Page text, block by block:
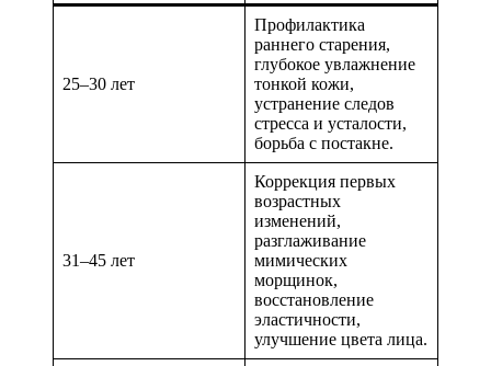
25–30 лет
Профилактика
раннего старения,
глубокое увлажнение
тонкой кожи,
устранение следов
стресса и усталости,
борьба с постакне.
31–45 лет
Коррекция первых
возрастных
изменений,
разглаживание
мимических
морщинок,
восстановление
эластичности,
улучшение цвета лица.